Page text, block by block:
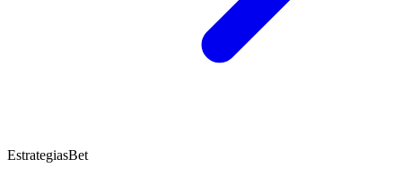
EstrategiasBet